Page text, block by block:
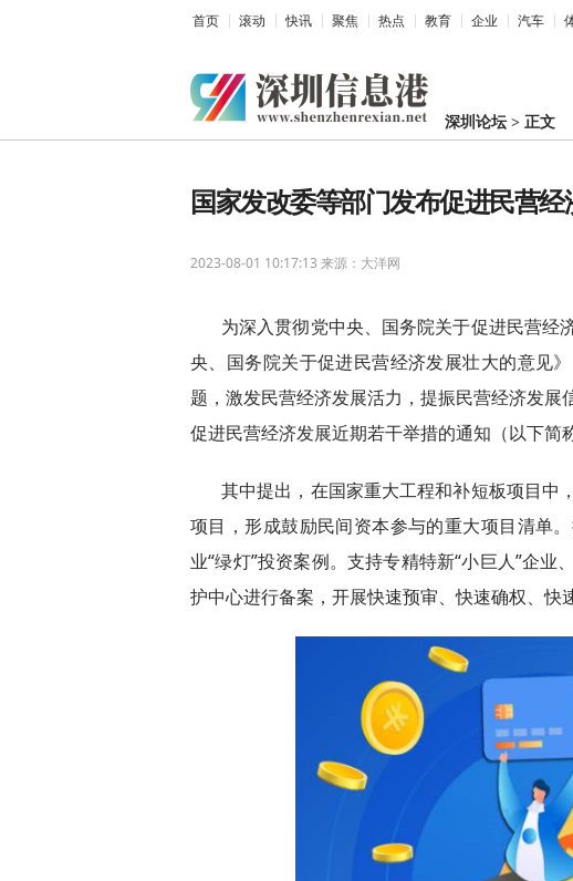
首页 滚动 快讯 聚焦 热点 教育 企业 汽车
深圳论坛> 正文
国家发改委等部门发布促进民营经
2023-08-01 10:17:13 来源：大洋网
为深入贯彻党中央、国务院关于促进民营经
央、国务院关于促进民营经济发展壮大的意见
题，激发民营经济发展活力，提振民营经济发
促进民营经济发展近期若干举措的通知（以下简
其中提出，在国家重大工程和补短板项目中
项目，形成鼓励民间资本参与的重大项目清单
业“绿灯”投资案例。支持专精特新“小巨人”企
护中心进行备案，开展快速预审、快速确权、快